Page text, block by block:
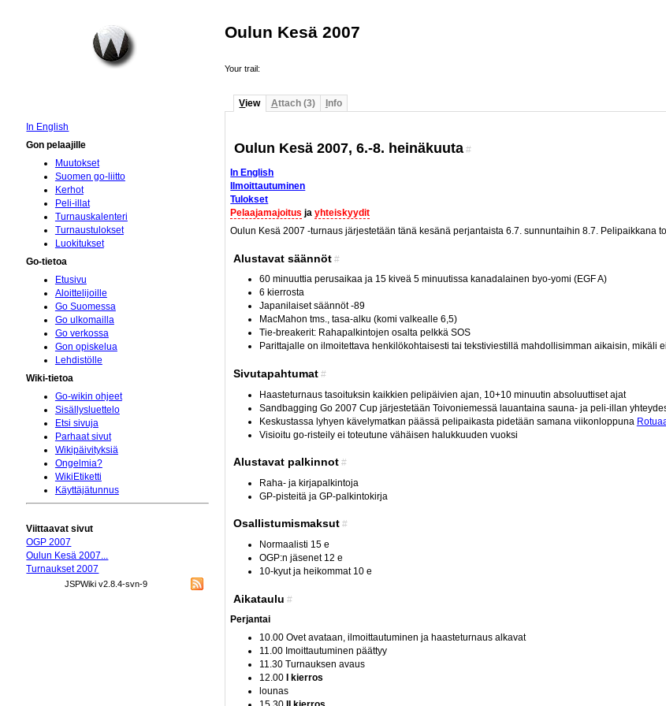
Oulun Kesä 2007
Your trail:
View Attach (3) Info
Oulun Kesä 2007, 6.-8. heinäkuuta #
In English
Ilmoittautuminen
Tulokset
Pelaajamajoitus jayhteiskyydit
Oulun Kesä 2007 -turnaus järjestetään tänä kesänä perjantaista 6.7. sunnuntaihin 8.7. Pelipaikkana
Alustavat säännöt #
60 minuuttia perusaikaa ja 15 kiveä 5 minuutissa kanadalainen byo-yomi (EGF A)
6 kierrosta
Japanilaiset säännöt -89
MacMahon tms., tasa-alku (komi valkealle 6,5)
Tie-breakerit: Rahapalkintojen osalta pelkkä SOS
Parittajalle on ilmoitettava henkilökohtaisesti tai tekstiviestillä mahdollisimman aikaisin, mikäli
Sivutapahtumat #
Haasteturnaus tasoituksin kaikkien pelipäivien ajan, 10+10 minuutin absoluuttiset ajat
Sandbagging Go 2007 Cup järjestetään Toivoniemessä lauantaina sauna- ja peli-illan
Keskustassa lyhyen kävelymatkan päässä pelipaikasta pidetään samana viikonloppuna
Visioitu go-risteily ei toteutune vähäisen halukkuuden vuoksi
Alustavat palkinnot #
Raha- ja kirjapalkintoja
GP-pisteitä ja GP-palkintokirja
Osallistumismaksut #
Normaalisti 15 e
OGP:n jäsenet 12 e
10-kyut ja heikommat 10 e
Aikataulu #
Perjantai
10.00 Ovet avataan, ilmoittautuminen ja haasteturnaus alkavat
11.00 Imoittautuminen päättyy
11.30 Turnauksen avaus
12.00
I kierros
lounas
In English
Gon pelaajille
Muutokset
Suomen go-liitto
Kerhot
Peli-illat
Turnauskalenteri
Turnaustulokset
Luokitukset
Go-tietoa
Etusivu
Aloittelijoille
Go Suomessa
Go ulkomailla
Go verkossa
Gon opiskelua
Lehdistölle
Wiki-tietoa
Go-wikin ohjeet
Sisällysluettelo
Etsi sivuja
Parhaat sivut
Wikipäivityksiä
Ongelmia?
WikiEtiketti
Käyttäjätunnus
Viittaavat sivut
OGP 2007
Oulun Kesä 2007...
Turnaukset 2007
JSPWiki v2.8.4-svn-9